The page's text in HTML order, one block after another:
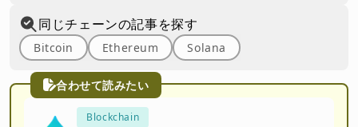
合わせて読みたい
Blockchain
同じチェーンの記事を探す
Bitcoin Ethereum Solana